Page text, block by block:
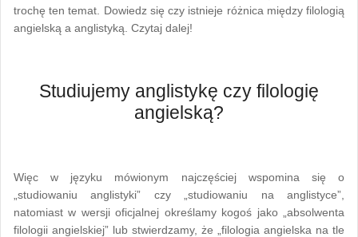
trochę ten temat. Dowiedz się czy istnieje różnica między filologią
angielską a anglistyką. Czytaj dalej!
Studiujemy anglistykę czy filologię
angielską?
Więc w języku mówionym najczęściej wspomina się o
„studiowaniu anglistyki” czy „studiowaniu na anglistyce”,
natomiast w wersji oficjalnej określamy kogoś jako „absolwenta
filologii angielskiej” lub stwierdzamy, że „filologia angielska na tle